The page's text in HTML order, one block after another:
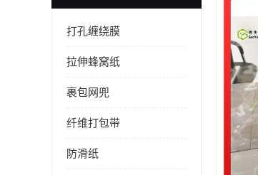
打孔缠绕膜
拉伸蜂窝纸
裹包网兜
纤维打包带
防滑纸